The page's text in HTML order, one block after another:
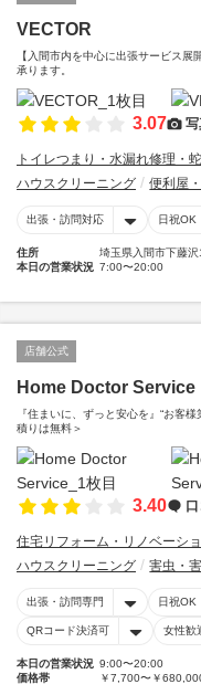
VECTOR
【入間市内を中心に出張サービス
承ります。
3.07
トイレつまり・水漏れ修理・
ハウスクリーニング
便利屋
出張・訪問対応 日祝OK
住所
埼玉県入間市下藤
本日の営業状況 7:00〜20:00
店舗公式
Home Doctor Service
『住まいに、ずっと安心を』“お客
積りは無料＞
3.40 口
住宅リフォーム・リノベーシ
ハウスクリーニング
害虫・
出張・訪問専門 日祝OK
QRコード決済可 女性歓
本日の営業状況 9:00〜20:00
価格帯
￥7,700〜￥